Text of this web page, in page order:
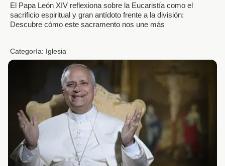
El Papa León XIV reflexiona sobre la Eucaristía como el
sacrificio espiritual y gran antídoto frente a la división:
Descubre cómo este sacramento nos une más
Categoría: Iglesia